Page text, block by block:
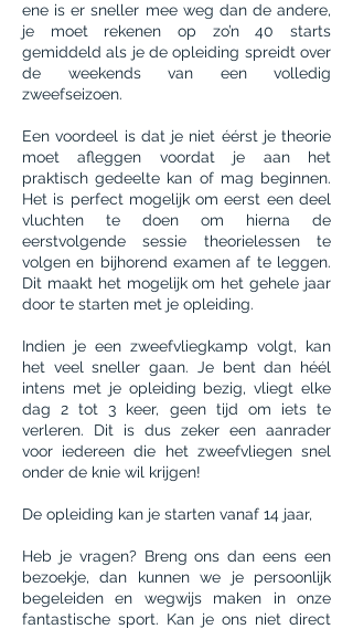
ene is er sneller mee weg dan de andere,
je moet rekenen op zo’n 40 starts
gemiddeld als je de opleiding spreidt over
de weekends van een volledig
zweefseizoen.
Een voordeel is dat je niet éérst je theorie
moet afleggen voordat je aan het
praktisch gedeelte kan of mag beginnen.
Het is perfect mogelijk om eerst een deel
vluchten te doen om hierna de
eerstvolgende sessie theorielessen te
volgen en bijhorend examen af te leggen.
Dit maakt het mogelijk om het gehele jaar
door te starten met je opleiding.
Indien je een zweefvliegkamp volgt, kan
het veel sneller gaan. Je bent dan héél
intens met je opleiding bezig, vliegt elke
dag 2 tot 3 keer, geen tijd om iets te
verleren. Dit is dus zeker een aanrader
voor iedereen die het zweefvliegen snel
onder de knie wil krijgen!
De opleiding kan je starten vanaf 14 jaar,
Heb je vragen? Breng ons dan eens een
bezoekje, dan kunnen we je persoonlijk
begeleiden en wegwijs maken in onze
fantastische sport. Kan je ons niet direct